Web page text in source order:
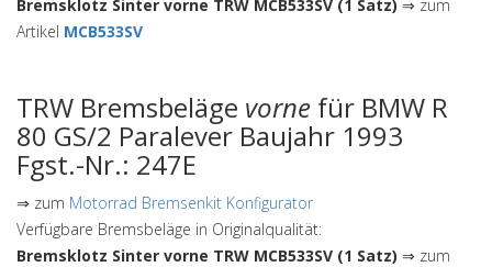
Bremsklotz Sinter vorne TRW MCB533SV (1 Satz) ⇒ zum
Artikel MCB533SV
TRW Bremsbeläge vorne für BMW R
80 GS/2 Paralever Baujahr 1993
Fgst.-Nr.: 247E
⇒ zum Motorrad Bremsenkit Konfigurator
Verfügbare Bremsbeläge in Originalqualität:
Bremsklotz Sinter vorne TRW MCB533SV (1 Satz) ⇒ zum